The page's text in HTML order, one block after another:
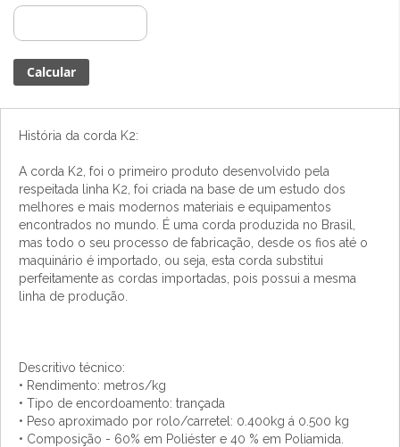
História da corda K2:
A corda K2, foi o primeiro produto desenvolvido pela
respeitada linha K2, foi criada na base de um estudo dos
melhores e mais modernos materiais e equipamentos
encontrados no mundo. É uma corda produzida no Brasil,
mas todo o seu processo de fabricação, desde os fios até o
maquinário é importado, ou seja, esta corda substitui
perfeitamente as cordas importadas, pois possui a mesma
linha de produção.
Descritivo técnico:
• Rendimento: metros/kg
• Tipo de encordoamento: trançada
• Peso aproximado por rolo/carretel: 0.400kg á 0.500 kg
• Composição - 60% em Poliéster e 40 % em Poliamida.